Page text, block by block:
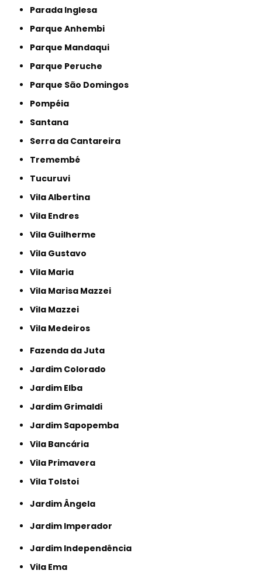
Parada Inglesa
Parque Anhembi
Parque Mandaqui
Parque Peruche
Parque São Domingos
Pompéia
Santana
Serra da Cantareira
Tremembé
Tucuruvi
Vila Albertina
Vila Endres
Vila Guilherme
Vila Gustavo
Vila Maria
Vila Marisa Mazzei
Vila Mazzei
Vila Medeiros
Fazenda da Juta
Jardim Colorado
Jardim Elba
Jardim Grimaldi
Jardim Sapopemba
Vila Bancária
Vila Primavera
Vila Tolstoi
Jardim Ângela
Jardim Imperador
Jardim Independência
Vila Ema